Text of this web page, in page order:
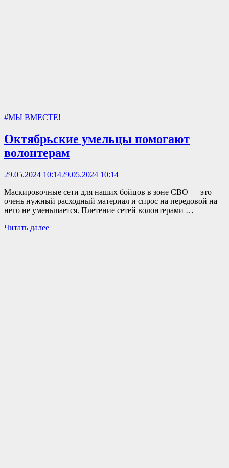
#МЫ ВМЕСТЕ!
Октябрьские умельцы помогают
волонтерам
29.05.2024 10:1429.05.2024 10:14
Маскировочные сети для наших бойцов в зоне СВО — это
очень нужный расходный материал и спрос на передовой на
него не уменьшается. Плетение сетей волонтерами …
Читать далее